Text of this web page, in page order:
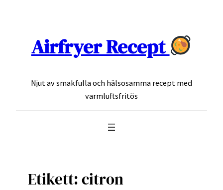
Airfryer Recept
Njut av smakfulla och hälsosamma recept med
varmluftsfritös
Etikett:citron